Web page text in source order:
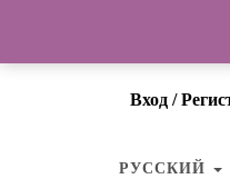
Вход /
РУССКИЙ